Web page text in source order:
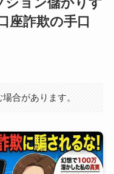
座詐欺の手口
合があります。